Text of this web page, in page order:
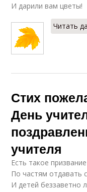
И дарили вам цветы!
Читать
Стих
День
учителя
Есть такое
По частям отдавать
И детей беззаветно